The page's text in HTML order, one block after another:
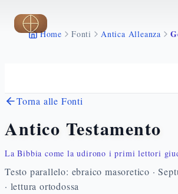
Vai al contenuto principale
Home Fonti Antica Alleanza
Torna alle Fonti
Antico Testamento
La Bibbia come la udirono i primi lettori
Testo parallelo: ebraico masoretico ·
· lettura ortodossa